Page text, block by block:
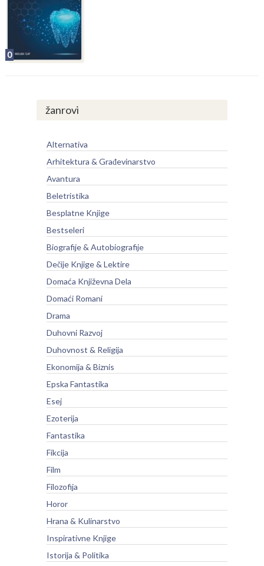
0
žanrovi
Alternativa
Arhitektura & Građevinarstvo
Avantura
Beletristika
Besplatne Knjige
Bestseleri
Biografije & Autobiografije
Dečije Knjige & Lektire
Domaća Književna Dela
Domaći Romani
Drama
Duhovni Razvoj
Duhovnost & Religija
Ekonomija & Biznis
Epska Fantastika
Esej
Ezoterija
Fantastika
Fikcija
Film
Filozofija
Horor
Hrana & Kulinarstvo
Inspirativne Knjige
Istorija & Politika